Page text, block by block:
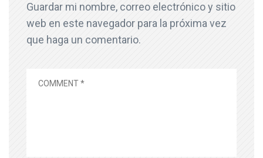
Guardar mi nombre, correo electrónico y sitio
web en este navegador para la próxima vez
que haga un comentario.